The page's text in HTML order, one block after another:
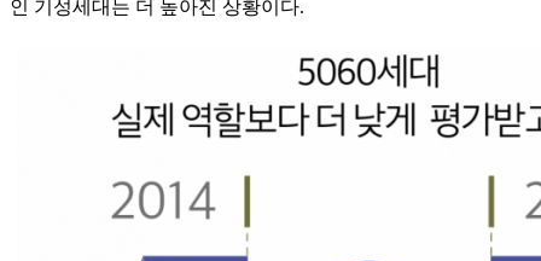
인 기성세대는 더 높아진 상황이다.